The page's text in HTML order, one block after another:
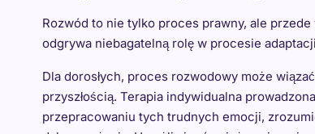
Rozwód to nie tylko proces prawny, ale
odgrywa niebagatelną rolę w procesie
Dla dorosłych, proces rozwodowy może
przyszłością. Terapia indywidualna
przepracowaniu tych trudnych emocji,